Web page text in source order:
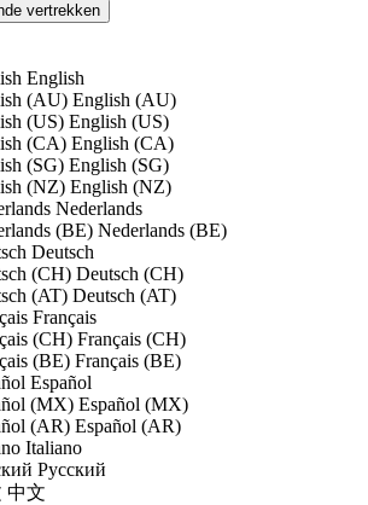
vertrekken
English
English (AU)
English (US)
English (CA)
English (SG)
English (NZ)
Nederlands
Nederlands (BE)
Deutsch
Deutsch (CH)
Deutsch (AT)
Français
Français (CH)
Français (BE)
Español
Español (MX)
Español (AR)
Italiano
Русский
中文